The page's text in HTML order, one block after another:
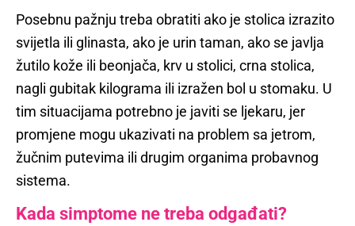
Posebnu pažnju treba obratiti ako je stolica izrazito
svijetla ili glinasta, ako je urin taman, ako se javlja
žutilo kože ili beonjača, krv u stolici, crna stolica,
nagli gubitak kilograma ili izražen bol u stomaku. U
tim situacijama potrebno je javiti se ljekaru, jer
promjene mogu ukazivati na problem sa jetrom,
žučnim putevima ili drugim organima probavnog
sistema.
Kada simptome ne treba odgađati?